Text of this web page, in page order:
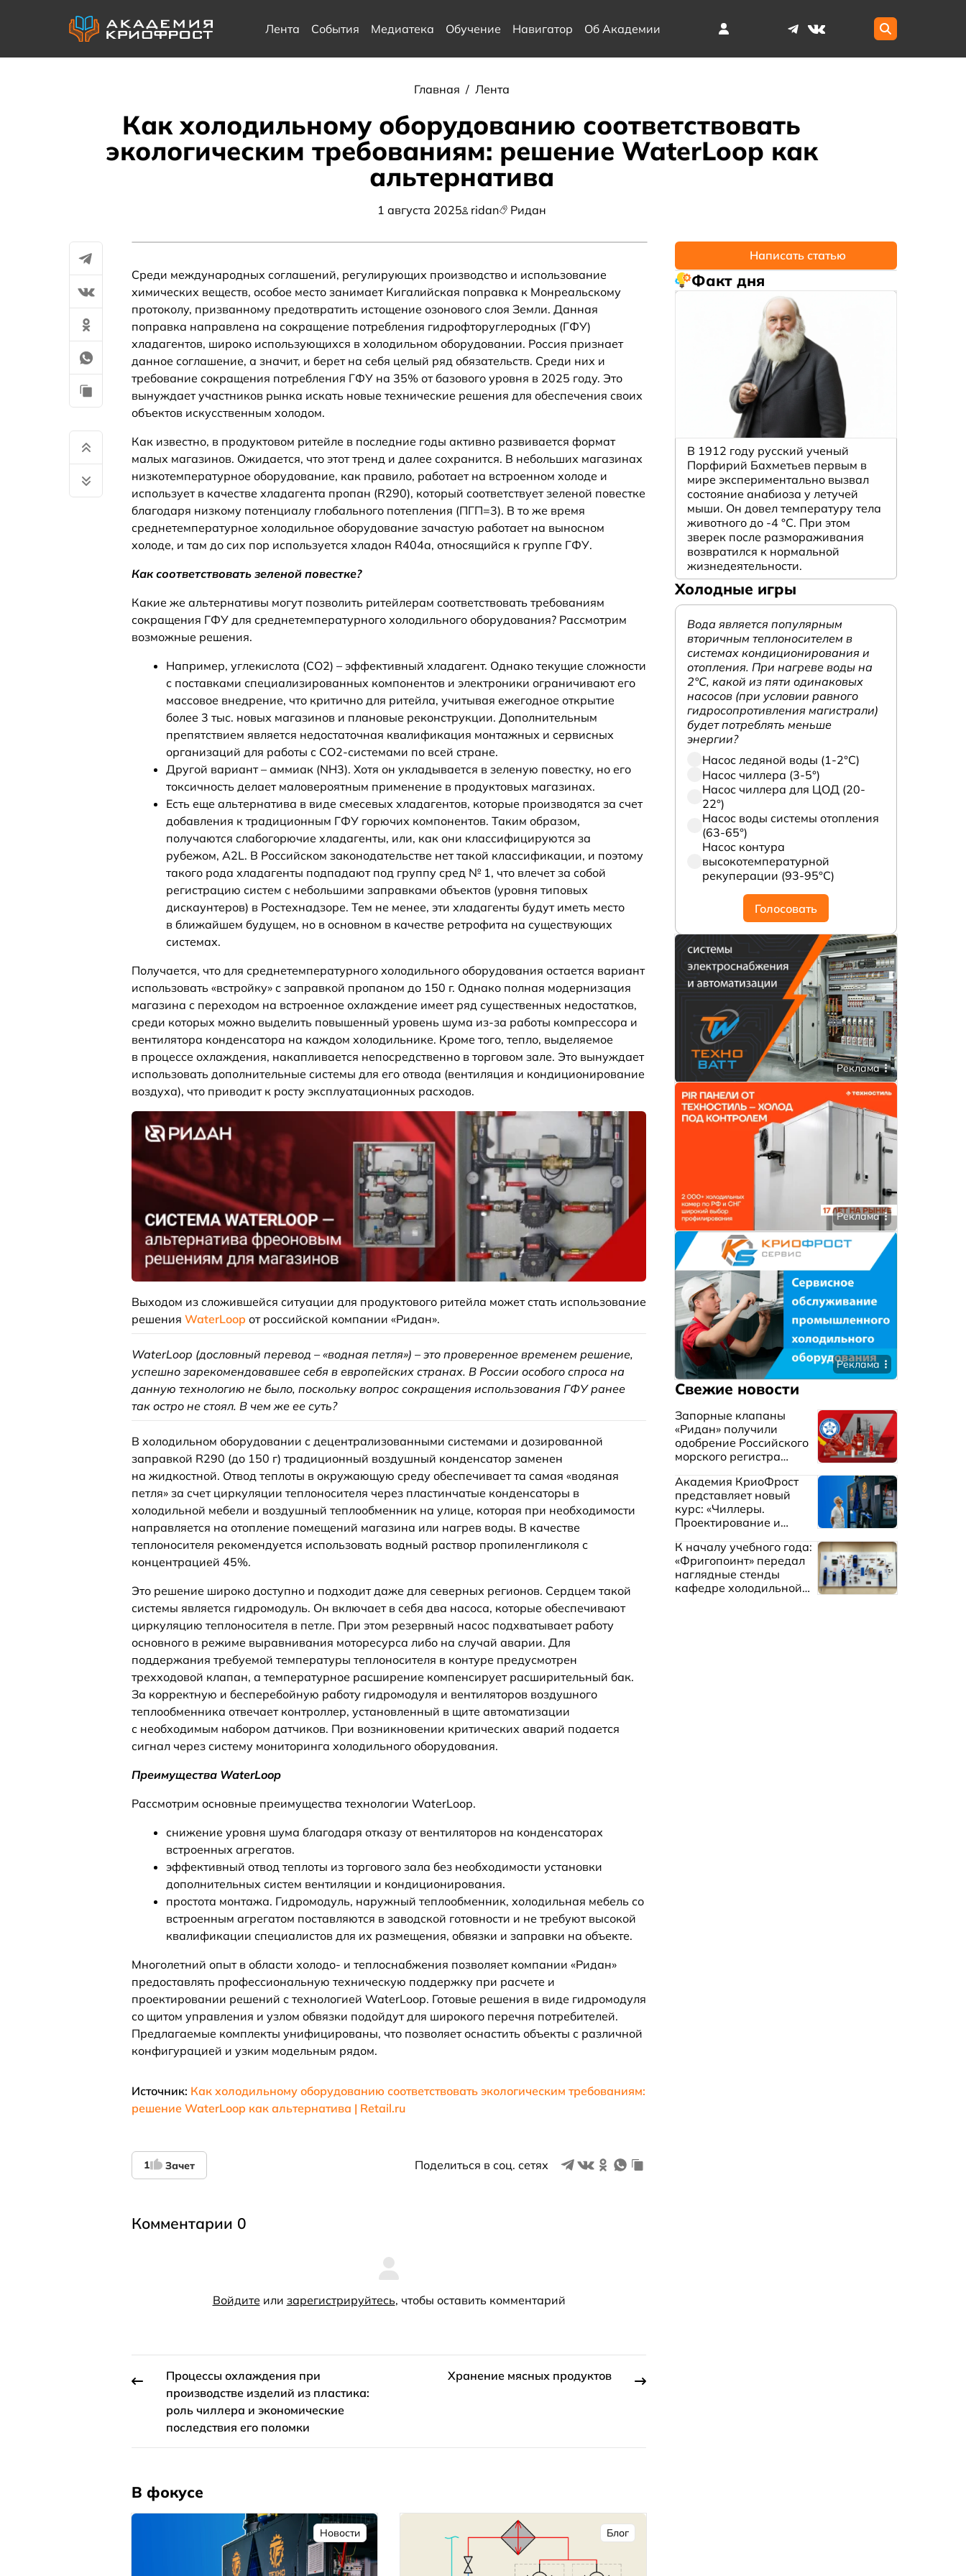
Лента События Медиатека Обучение Навигатор Об Академии
Главная / Лента
Как холодильному оборудованию соответствовать
экологическим требованиям: решение WaterLoop как
альтернатива
1 августа 2025 ridan Ридан
Среди международных соглашений, регулирующих производство и использование
химических веществ, особое место занимает Кигалийская поправка к Монреальскому
протоколу, призванному предотвратить истощение озонового слоя Земли. Данная
поправка направлена на сокращение потребления гидрофторуглеродных (ГФУ)
хладагентов, широко использующихся в холодильном оборудовании. Россия признает
данное соглашение, а значит, и берет на себя целый ряд обязательств. Среди них и
требование сокращения потребления ГФУ на 35% от базового уровня в 2025 году. Это
вынуждает участников рынка искать новые технические решения для обеспечения своих
объектов искусственным холодом.
Как известно, в продуктовом ритейле в последние годы активно развивается формат
малых магазинов. Ожидается, что этот тренд и далее сохранится. В небольших магазинах
низкотемпературное оборудование, как правило, работает на встроенном холоде и
использует в качестве хладагента пропан (R290), который соответствует зеленой повестке
благодаря низкому потенциалу глобального потепления (ПГП=3). В то же время
среднетемпературное холодильное оборудование зачастую работает на выносном
холоде, и там до сих пор используется хладон R404a, относящийся к группе ГФУ.
Как соответствовать зеленой повестке?
Какие же альтернативы могут позволить ритейлерам соответствовать требованиям
сокращения ГФУ для среднетемпературного холодильного оборудования? Рассмотрим
возможные решения.
Например, углекислота (CO2) – эффективный хладагент. Однако текущие сложности
с поставками специализированных компонентов и электроники ограничивают его
массовое внедрение, что критично для ритейла, учитывая ежегодное открытие
более 3 тыс. новых магазинов и плановые реконструкции. Дополнительным
препятствием является недостаточная квалификация монтажных и сервисных
организаций для работы с CO2-системами по всей стране.
Другой вариант – аммиак (NH3). Хотя он укладывается в зеленую повестку, но его
токсичность делает маловероятным применение в продуктовых магазинах.
Есть еще альтернатива в виде смесевых хладагентов, которые производятся за счет
добавления к традиционным ГФУ горючих компонентов. Таким образом,
получаются слабогорючие хладагенты, или, как они классифицируются за
рубежом, A2L. В Российском законодательстве нет такой классификации, и поэтому
такого рода хладагенты подпадают под группу сред № 1, что влечет за собой
регистрацию систем с небольшими заправками объектов (уровня типовых
дискаунтеров) в Ростехнадзоре. Тем не менее, эти хладагенты будут иметь место
в ближайшем будущем, но в основном в качестве ретрофита на существующих
системах.
Получается, что для среднетемпературного холодильного оборудования остается вариант
использовать «встройку» с заправкой пропаном до 150 г. Однако полная модернизация
магазина с переходом на встроенное охлаждение имеет ряд существенных недостатков,
среди которых можно выделить повышенный уровень шума из-за работы компрессора и
вентилятора конденсатора на каждом холодильнике. Кроме того, тепло, выделяемое
в процессе охлаждения, накапливается непосредственно в торговом зале. Это вынуждает
использовать дополнительные системы для его отвода (вентиляция и кондиционирование
воздуха), что приводит к росту эксплуатационных расходов.
Выходом из сложившейся ситуации для продуктового ритейла может стать использование
решения WaterLoop от российской компании «Ридан».
WaterLoop (дословный перевод – «водная петля») – это проверенное временем решение,
успешно зарекомендовавшее себя в европейских странах. В России особого спроса на
данную технологию не было, поскольку вопрос сокращения использования ГФУ ранее
так остро не стоял. В чем же ее суть?
В холодильном оборудовании с децентрализованными системами и дозированной
заправкой R290 (до 150 г) традиционный воздушный конденсатор заменен
на жидкостной. Отвод теплоты в окружающую среду обеспечивает та самая «водяная
петля» за счет циркуляции теплоносителя через пластинчатые конденсаторы в
холодильной мебели и воздушный теплообменник на улице, которая при необходимости
направляется на отопление помещений магазина или нагрев воды. В качестве
теплоносителя рекомендуется использовать водный раствор пропиленгликоля с
концентрацией 45%.
Это решение широко доступно и подходит даже для северных регионов. Сердцем такой
системы является гидромодуль. Он включает в себя два насоса, которые обеспечивают
циркуляцию теплоносителя в петле. При этом резервный насос подхватывает работу
основного в режиме выравнивания моторесурса либо на случай аварии. Для
поддержания требуемой температуры теплоносителя в контуре предусмотрен
трехходовой клапан, а температурное расширение компенсирует расширительный бак.
За корректную и бесперебойную работу гидромодуля и вентиляторов воздушного
теплообменника отвечает контроллер, установленный в щите автоматизации
с необходимым набором датчиков. При возникновении критических аварий подается
сигнал через систему мониторинга холодильного оборудования.
Преимущества WaterLoop
Рассмотрим основные преимущества технологии WaterLoop.
снижение уровня шума благодаря отказу от вентиляторов на конденсаторах
встроенных агрегатов.
эффективный отвод теплоты из торгового зала без необходимости установки
дополнительных систем вентиляции и кондиционирования.
простота монтажа. Гидромодуль, наружный теплообменник, холодильная мебель со
встроенным агрегатом поставляются в заводской готовности и не требуют высокой
квалификации специалистов для их размещения, обвязки и заправки на объекте.
Многолетний опыт в области холодо- и теплоснабжения позволяет компании «Ридан»
предоставлять профессиональную техническую поддержку при расчете и
проектировании решений с технологией WaterLoop. Готовые решения в виде гидромодуля
со щитом управления и узлом обвязки подойдут для широкого перечня потребителей.
Предлагаемые комплекты унифицированы, что позволяет оснастить объекты с различной
конфигурацией и узким модельным рядом.
Источник: Как холодильному оборудованию соответствовать экологическим требованиям:
решение WaterLoop как альтернатива | Retail.ru
1 Зачет Поделиться в соц. сетях
Комментарии 0
Войдите или зарегистрируйтесь, чтобы оставить комментарий
Процессы охлаждения при
производстве изделий из пластика:
роль чиллера и экономические
последствия его поломки
Хранение мясных продуктов
В фокусе
Новости Блог
Написать статью
Факт дня
В 1912 году русский ученый
Порфирий Бахметьев первым в
мире экспериментально вызвал
состояние анабиоза у летучей
мыши. Он довел температуру тела
животного до -4 °C. При этом
зверек после размораживания
возвратился к нормальной
жизнедеятельности.
Холодные игры
Вода является популярным
вторичным теплоносителем в
системах кондиционирования и
отопления. При нагреве воды на
2°С, какой из пяти одинаковых
насосов (при условии равного
гидросопротивления магистрали)
будет потреблять меньше
энергии?
Насос ледяной воды (1-2°С)
Насос чиллера (3-5°)
Насос чиллера для ЦОД (20-
22°)
Насос воды системы отопления
(63-65°)
Насос контура
высокотемпературной
рекуперации (93-95°С)
Голосовать
Реклама
Реклама
Реклама
Свежие новости
Запорные клапаны
«Ридан» получили
одобрение Российского
морского регистра
Академия КриоФрост
представляет новый
курс: «Чиллеры.
Проектирование и
охлаждения жидкостей»
К началу учебного года:
«Фригопоинт» передал
наглядные стенды
кафедре холодильной